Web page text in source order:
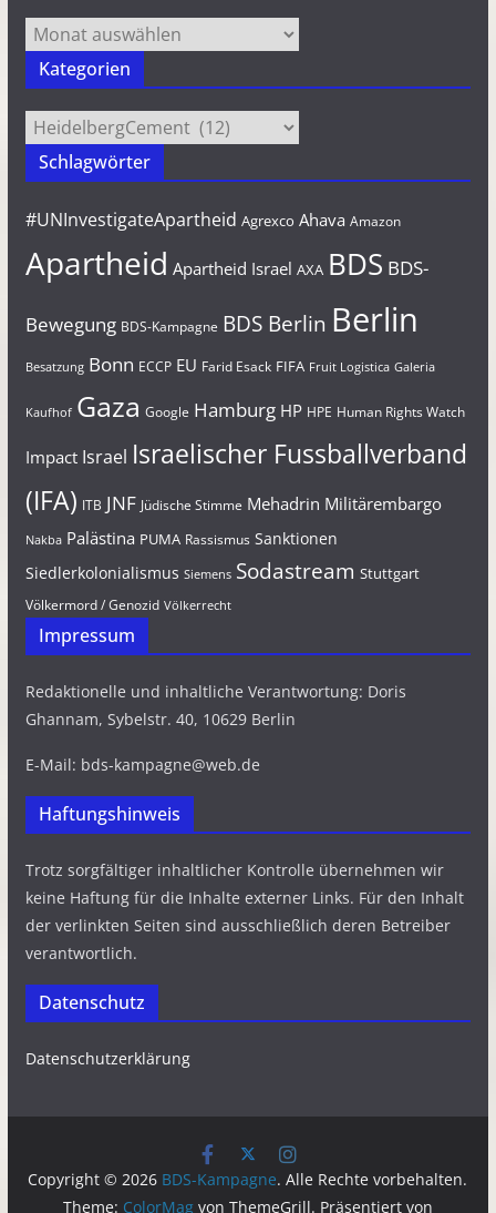
Archiv
Kategorien
Kategorien
Schlagwörter
#UNInvestigateApartheid Agrexco Ahava Amazon
Apartheid Apartheid Israel AXA BDS BDS-
Bewegung BDS-Kampagne BDS Berlin Berlin
Besatzung Bonn ECCP EU Farid Esack FIFA Fruit Logistica Galeria
Kaufhof Gaza Google Hamburg HP HPE Human Rights Watch
Impact Israel Israelischer Fussballverband
(IFA) ITB JNF Jüdische Stimme Mehadrin Militärembargo
Nakba Palästina PUMA Rassismus Sanktionen
Siedlerkolonialismus Siemens Sodastream Stuttgart
Völkermord / Genozid Völkerrecht
Impressum
Redaktionelle und inhaltliche Verantwortung: Doris
Ghannam, Sybelstr. 40, 10629 Berlin
E-Mail: bds-kampagne@web.de
Haftungshinweis
Trotz sorgfältiger inhaltlicher Kontrolle übernehmen wir
keine Haftung für die Inhalte externer Links. Für den Inhalt
der verlinkten Seiten sind ausschließlich deren Betreiber
verantwortlich.
Datenschutz
Datenschutzerklärung
Copyright © 2026 BDS-Kampagne. Alle Rechte vorbehalten.
Theme: ColorMagvon ThemeGrill. Präsentiert von